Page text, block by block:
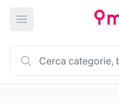
Apri menu principale